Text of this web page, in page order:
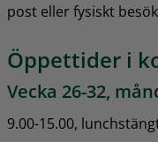
post eller fysiskt
Öppettider i
Vecka 26-32,
9.00-15.00,